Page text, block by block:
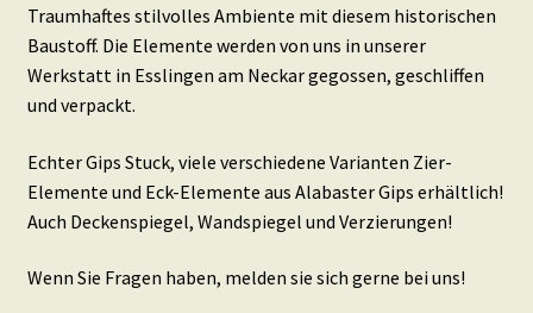
Traumhaftes stilvolles Ambiente mit diesem historischen
Baustoff. Die Elemente werden von uns in unserer
Werkstatt in Esslingen am Neckar gegossen, geschliffen
und verpackt.
Echter Gips Stuck, viele verschiedene Varianten Zier-
Elemente und Eck-Elemente aus Alabaster Gips erhältlich!
Auch Deckenspiegel, Wandspiegel und Verzierungen!
Wenn Sie Fragen haben, melden sie sich gerne bei uns!